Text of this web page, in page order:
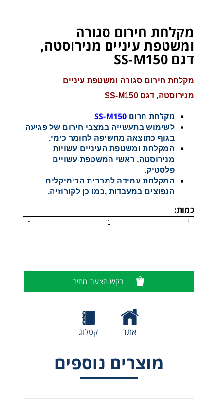
מקלחת חירום סגורה
ומשטפת עיניים מנירוסטה,
דגם SS-M150
מקלחת חירום סגורה ומשטפת עיניים
מנירוסטה, דגם SS-M150
מקלחת חרום SS-M150
לשימוש בתעשייה במצבי חירום של פגיעה
בגוף כתוצאה מחשיפה לחומר כימי.
המקלחת ומשטפת העיניים עשויות
מנירוסטה, ראשי המשטפת עשויים
פלסטיק.
המקלחת עמידה למרבית הכימיקלים
הנפוצים במעבדות ,כמו כן לקורוזיה.
כמות:
+
-
בקש הצעת מחיר
אתר קטלוג
מוצרים נוספים